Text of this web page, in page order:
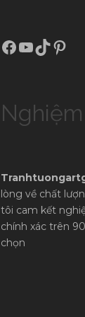
Facebook
Youtube
TikTok
lòng về chất
tôi cam kết
chính xác trên
chọn